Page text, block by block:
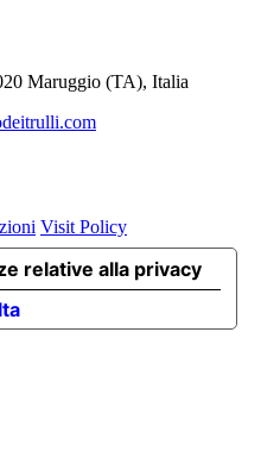
Maruggio (TA), Italia
Visit Policy
relative alla privacy